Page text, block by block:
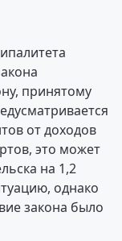
принятому
от доходов
это может
на 1,2
однако
закона было